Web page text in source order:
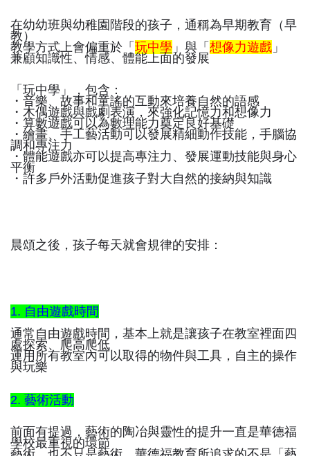
在幼幼班與幼稚園階段的孩子，通稱為早期教育（早
教）
教學方式上會偏重於「 玩中學 」與「 想像力遊戲 」
兼顧知識性、情感、體能上面的發展
「玩中學」，包含：
・音樂、故事和童謠的互動來培養自然的語感
・木偶遊戲與戲劇表演，來強化記憶力和想像力
・算數遊戲可以為數理能力奠定良好基礎
・繪畫、手工藝活動可以發展精細動作技能，手腦協
調和專注力
・體能遊戲亦可以提高專注力、發展運動技能與身心
平衡
・許多戶外活動促進孩子對大自然的接納與知識
晨頌之後，孩子每天就會規律的安排：
1. 自由遊戲時間
通常自由遊戲時間，基本上就是讓孩子在教室裡面四
處探索、爬高爬低
運用所有教室內可以取得的物件與工具，自主的操作
與玩樂
2. 藝術活動
前面有提過，藝術的陶冶與靈性的提升一直是華德福
學校最重視的環節